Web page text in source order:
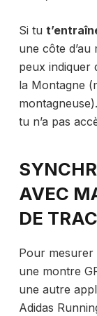
Si tu
une côte d’au
peux indiquer
la Montagne
tu n’a pas
AVEC
DE
Pour mesurer
une montre
une autre
Adidas